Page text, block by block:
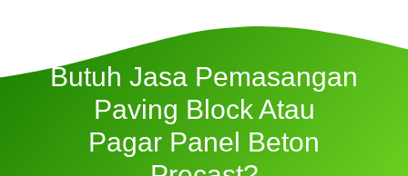
Butuh Jasa Pemasangan
Paving Block Atau
Pagar Panel Beton